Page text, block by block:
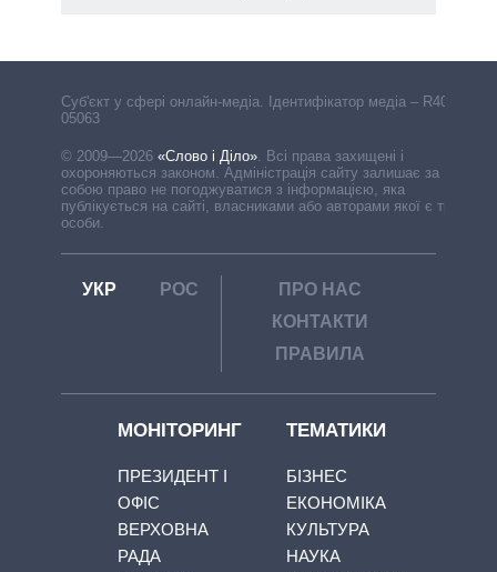
Cуб'єкт у сфері онлайн-медіа. Ідентифікатор медіа – R40-
05063
© 2009—2026 «Слово і Діло». Всі права захищені і
охороняються законом. Адміністрація сайту залишає за
собою право не погоджуватися з інформацією, яка
публікується на сайті, власниками або авторами якої є треті
особи.
УКР РОС
ПРО НАС
КОНТАКТИ
ПРАВИЛА
МОНІТОРИНГ
ПРЕЗИДЕНТ І
ОФІС
ВЕРХОВНА
РАДА
ТЕМАТИКИ
БІЗНЕС
ЕКОНОМІКА
КУЛЬТУРА
НАУКА